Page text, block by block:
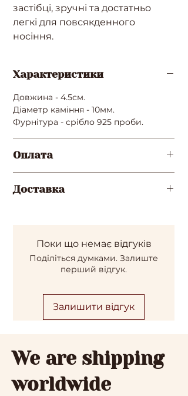
застібці, зручні та достатньо
легкі для повсякденного
носіння.
Характеристики
Довжина - 4.5см.
Діаметр каміння - 10мм.
Фурнітура - срібло 925 проби.
Оплата
прикраси за реквізитами у
замовлення)
Передоплата 150грн. на карту, а
решту післяплатою на Новій
Пошті. Комісію за повернення
Доставка
Укрпошта (якщо не вказано
номер відділення НП)
Поки що немає відгуків
Поділіться думками. Залиште
перший відгук.
Залишити відгук
We are shipping
worldwide